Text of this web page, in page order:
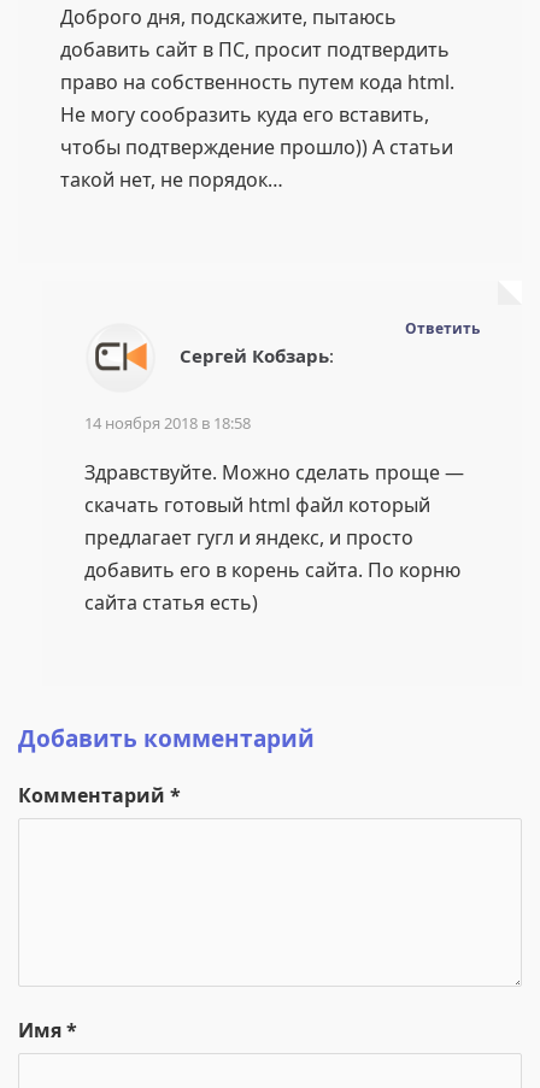
Доброго дня, подскажите, пытаюсь
добавить сайт в ПС, просит подтвердить
право на собственность путем кода html.
Не могу сообразить куда его вставить,
чтобы подтверждение прошло)) А статьи
такой нет, не порядок…
Сергей Кобзарь:
14 ноября 2018 в 18:58
Здравствуйте. Можно сделать проще —
скачать готовый html файл который
предлагает гугл и яндекс, и просто
добавить его в корень сайта. По корню
сайта статья есть)
Ответить
Добавить комментарий
Комментарий *
Имя*